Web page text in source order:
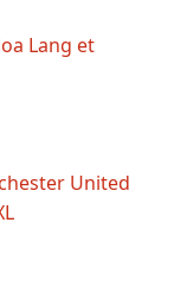
Lang et
United